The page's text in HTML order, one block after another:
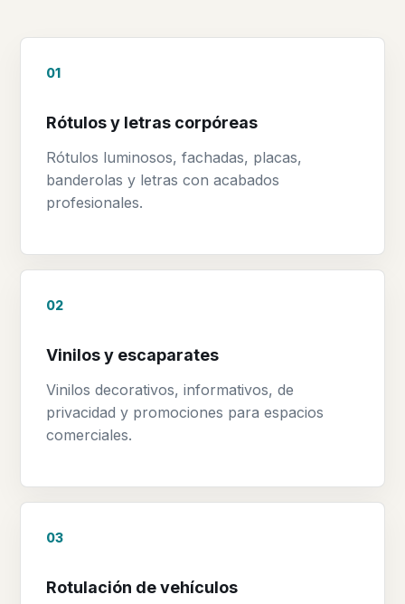
01
Rótulos y letras corpóreas
Rótulos luminosos, fachadas, placas,
banderolas y letras con acabados
profesionales.
02
Vinilos y escaparates
Vinilos decorativos, informativos, de
privacidad y promociones para espacios
comerciales.
03
Rotulación de vehículos